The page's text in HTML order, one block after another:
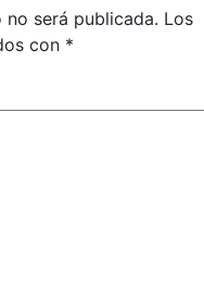
será publicada. Los
con *